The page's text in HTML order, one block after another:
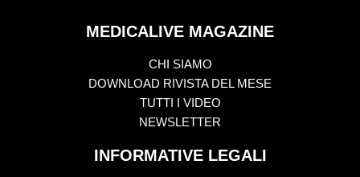
MEDICALIVE MAGAZINE
CHI SIAMO
DOWNLOAD RIVISTA DEL MESE
TUTTI I VIDEO
NEWSLETTER
INFORMATIVE LEGALI